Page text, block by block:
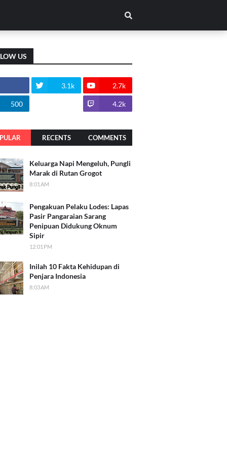
US
3.1k 2.7k
500 4.2k
RECENTS COMMENTS
Keluarga Napi Mengeluh, Pungli
Marak di Rutan Grogot
8:01 AM
Pengakuan Pelaku Lodes: Lapas
Pasir Pangaraian Sarang
Penipuan Didukung Oknum
Sipir
12:01 PM
Inilah 10 Fakta Kehidupan di
Penjara Indonesia
8:03 AM